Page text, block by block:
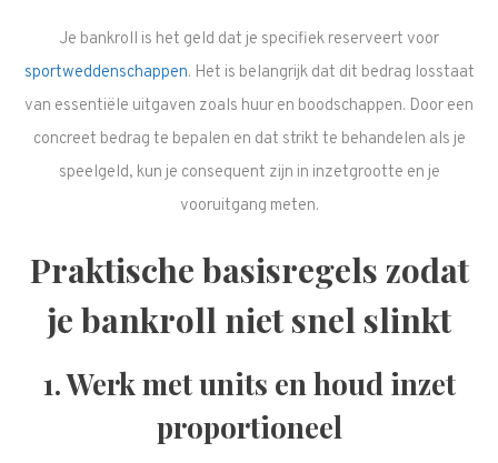
Je bankroll is het geld dat je specifiek reserveert voor
sportweddenschappen. Het is belangrijk dat dit bedrag losstaat
van essentiële uitgaven zoals huur en boodschappen. Door een
concreet bedrag te bepalen en dat strikt te behandelen als je
speelgeld, kun je consequent zijn in inzetgrootte en je
vooruitgang meten.
Praktische basisregels zodat
je bankroll niet snel slinkt
1. Werk met units en houd inzet
proportioneel